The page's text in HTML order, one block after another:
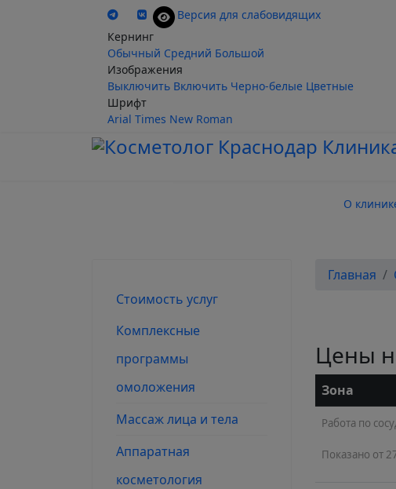
Версия для слабовидящих
Кернинг
Обычный Средний Большой
Изображения
Выключить Включить Черно-белые Цветные
Шрифт
Arial Times New Roman
О
Стоимость услуг
Комплексные
программы
омоложения
Массаж лица и тела
Аппаратная
косметология
Главная
Цены
Зона
Работа по
Показано от